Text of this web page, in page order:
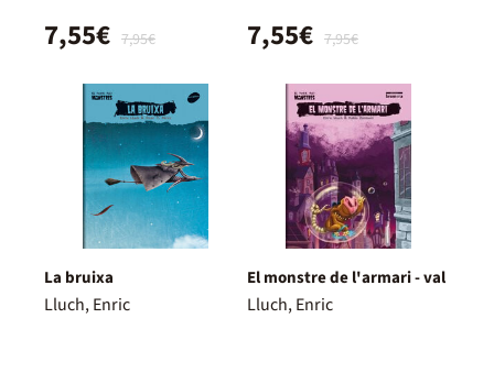
7,95€
7,55€ 7,95€
7,55€
La bruixa
Lluch, Enric
El monstre de l'armari - val
Lluch, Enric